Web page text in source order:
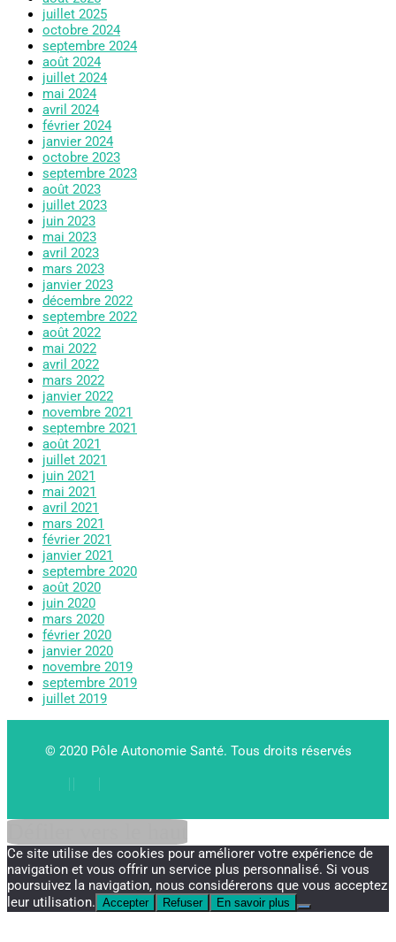
juillet 2025
octobre 2024
septembre 2024
août 2024
juillet 2024
mai 2024
avril 2024
février 2024
janvier 2024
octobre 2023
septembre 2023
août 2023
juillet 2023
juin 2023
mai 2023
avril 2023
mars 2023
janvier 2023
décembre 2022
septembre 2022
août 2022
mai 2022
avril 2022
mars 2022
janvier 2022
novembre 2021
septembre 2021
août 2021
juillet 2021
juin 2021
mai 2021
avril 2021
mars 2021
février 2021
janvier 2021
septembre 2020
août 2020
juin 2020
mars 2020
février 2020
janvier 2020
novembre 2019
septembre 2019
juillet 2019
© 2020 Pôle Autonomie Santé. Tous droits réservés
Ce site utilise des cookies pour améliorer votre expérience de
navigation et vous offrir un service plus personnalisé. Si vous
poursuivez la navigation, nous considérerons que vous acceptez
leur utilisation. Accepter Refuser En savoir plus